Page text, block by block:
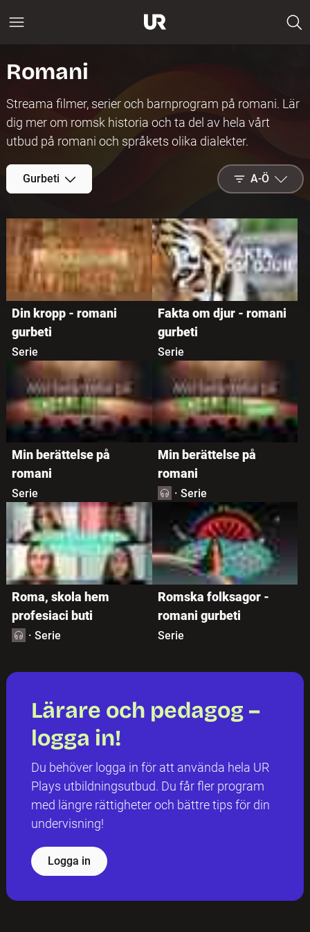
Romani
Streama filmer, serier och barnprogram på romani. Lär
dig mer om romsk historia och ta del av hela vårt
utbud på romani och språkets olika dialekter.
Gurbeti A-Ö
A-Ö
Nytt på
Play
Populärast
Din kropp - romani
gurbeti
Serie
Fakta om djur - romani
gurbeti
Serie
Min berättelse på
romani
Serie
Min berättelse på
romani
· Serie
Roma, skola hem
profesiaci buti
· Serie
Romska folksagor -
romani gurbeti
Serie
Lärare och pedagog –
logga in!
Du behöver logga in för att använda hela UR
Plays utbildningsutbud. Du får fler program
med längre rättigheter och bättre tips för din
undervisning!
Logga in